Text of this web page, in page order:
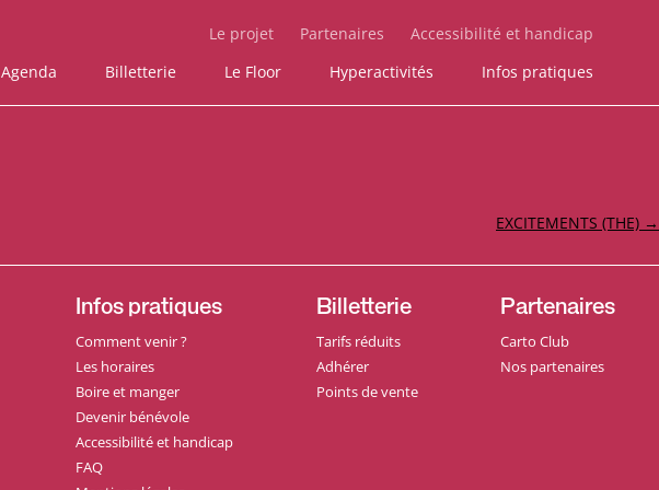
Le projet Partenaires
Accessibilité et handicap
Agenda
Billetterie Le Floor Hyperactivités Infos pratiques
EXCITEMENTS (THE) →
Infos pratiques
Comment venir ?
Les horaires
Boire et manger
Devenir bénévole
Accessibilité et handicap
FAQ
Billetterie
Tarifs réduits
Adhérer
Points de vente
Partenaires
Carto Club
Nos partenaires